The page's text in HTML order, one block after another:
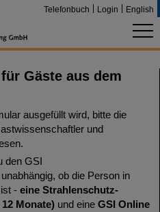
Telefonbuch Login English
Gäste aus dem
ausgefüllt wird, bitte die
und
den GSI
ob die Person in
- eine Strahlenschutz-
Monate) und eine GSI Online